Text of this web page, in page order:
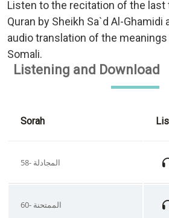
Listen to the recitation of the
Quran by Sheikh Sa`d Al-
audio translation of the
Somali.
Listening and Download
Sorah
58- المجادلة
60- الممتحنة